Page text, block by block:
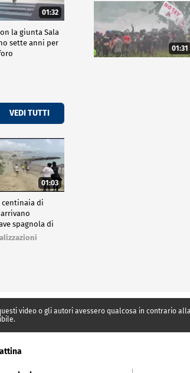
01:32
la giunta Sala
sette anni per
VEDI TUTTI
01:03
centinaia di
spagnola di
01:31
video o gli autori avessero qualcosa in contrario